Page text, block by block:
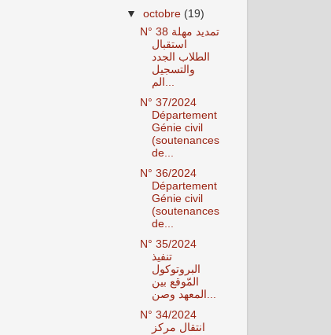
▼octobre (19)
N° 38 تمديد مهلة
استقبال
الطلاب الجدد
والتسجيل
N° 37/2024
Département
Génie civil
(soutenances
de...
N° 36/2024
Département
Génie civil
(soutenances
de...
N° 35/2024
تنفيذ
البروتوكول
المّوقع بين
المعهد وصن...
N° 34/2024
انتقال مركز